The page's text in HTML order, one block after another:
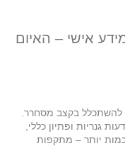
אישי – האיום
להשתכלל בקצב מסחרר.
גנריות ופתיון כללי,
יותר – מתקפות